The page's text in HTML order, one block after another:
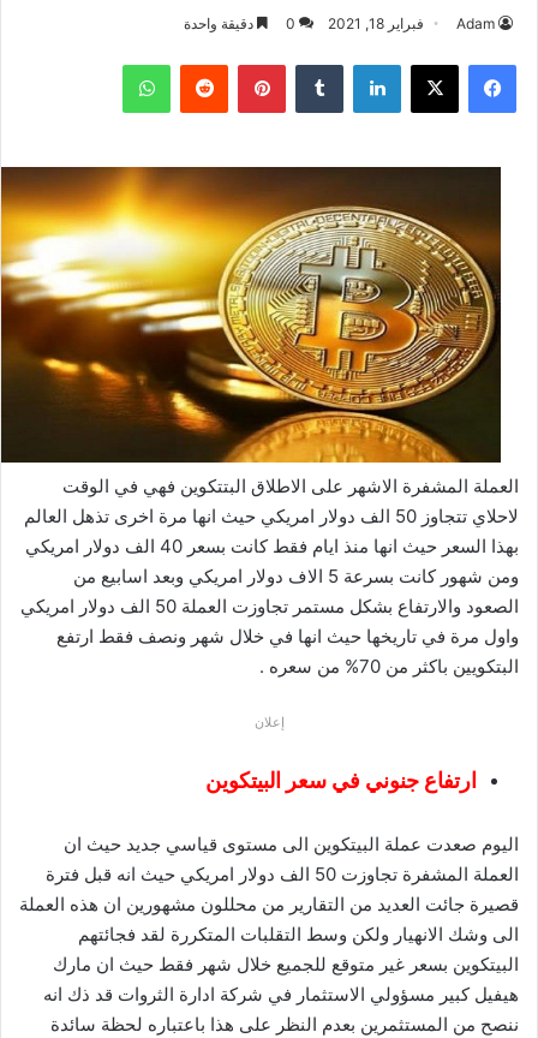
Adam فبراير 18, 2021 0 دقيقة واحدة
فيسبوك ‫X لينكدإن بينتيريست واتساب
العملة المشفرة الاشهر على الاطلاق البتتكوين فهي في الوقت
لاحلاي تتجاوز 50 الف دولار امريكي حيث انها مرة اخرى تذهل العالم
بهذا السعر حيث انها منذ ايام فقط كانت بسعر 40 الف دولار امريكي
ومن شهور كانت بسرعة 5 الاف دولار امريكي وبعد اسابيع من
الصعود والارتفاع بشكل مستمر تجاوزت العملة 50 الف دولار امريكي
واول مرة في تاريخها حيث انها في خلال شهر ونصف فقط ارتفع
البتكويين باكثر من 70% من سعره .
إعلان
ارتفاع جنوني في سعر البيتكوين
اليوم صعدت عملة البيتكوين الى مستوى قياسي جديد حيث ان
العملة المشفرة تجاوزت 50 الف دولار امريكي حيث انه قبل فترة
قصيرة جائت العديد من التقارير من محللون مشهورين ان هذه العملة
الى وشك الانهيار ولكن وسط التقلبات المتكررة لقد فجائتهم
البيتكوين بسعر غير متوقع للجميع خلال شهر فقط حيث ان مارك
هيفيل كبير مسؤولي الاستثمار في شركة ادارة الثروات قد ذك انه
ننصح من المستثمرين بعدم النظر على هذا باعتباره لحظة سائدة